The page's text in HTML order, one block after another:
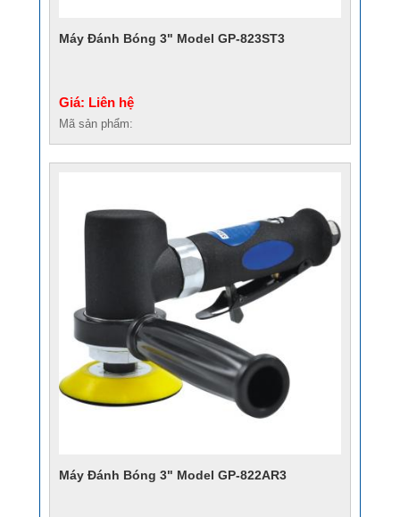
Máy Đánh Bóng 3" Model GP-823ST3
Giá: Liên hệ
Mã sản phẩm:
Máy Đánh Bóng 3" Model GP-822AR3